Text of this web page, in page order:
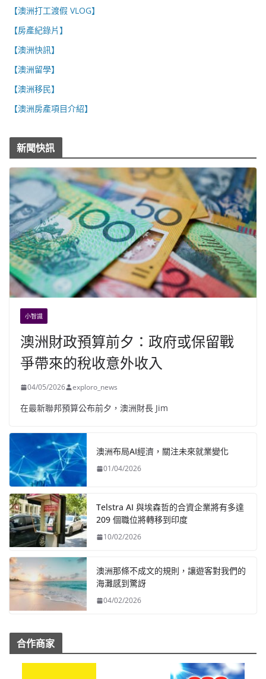
【澳洲打工渡假 VLOG】
【房產紀錄片】
【澳洲快訊】
【澳洲留學】
【澳洲移民】
【澳洲房產項目介紹】
新聞快訊
小智識
澳洲財政預算前夕：政府或保留戰
爭帶來的稅收意外收入
04/05/2026 exploro_news
在最新聯邦預算公布前夕，澳洲財長 Jim
澳洲布局AI經濟，關注未來就業變化
01/04/2026
Telstra AI 與埃森哲的合資企業將有多達
209 個職位將轉移到印度
10/02/2026
澳洲那條不成文的規則，讓遊客對我們的
海灘感到驚訝
04/02/2026
合作商家